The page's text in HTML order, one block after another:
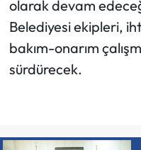
olarak devam
Belediyesi ekipleri,
bakım-onarım
sürdürecek.